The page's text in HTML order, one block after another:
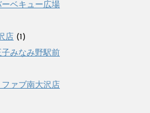
ベキュー広場
店 (1)
みなみ野駅前
ァブ南大沢店